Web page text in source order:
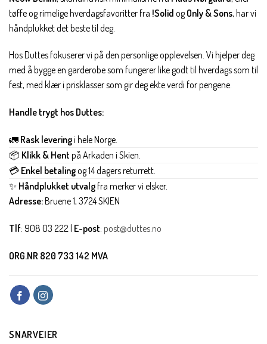
tøffe og rimelige hverdagsfavoritter fra !Solid ogOnly & Sons, har vi
håndplukket det beste til deg.
Hos Duttes fokuserer vi på den personlige opplevelsen. Vi hjelper deg
med å bygge en garderobe som fungerer like godt til hverdags som til
fest, med klær i prisklasser som gir deg ekte verdi for pengene.
Handle trygt hos Duttes:
🚛 Rask leveringi hele Norge.
📦 Klikk & Hent på Arkaden i Skien.
💳 Enkel betalingog 14 dagers returrett.
✨ Håndplukket utvalgfra merker vi elsker.
Adresse:Bruene 1, 3724 SKIEN
Tlf: 908 03 222 | E-post: post@duttes.no
ORG.NR 820 733 142 MVA
SNARVEIER